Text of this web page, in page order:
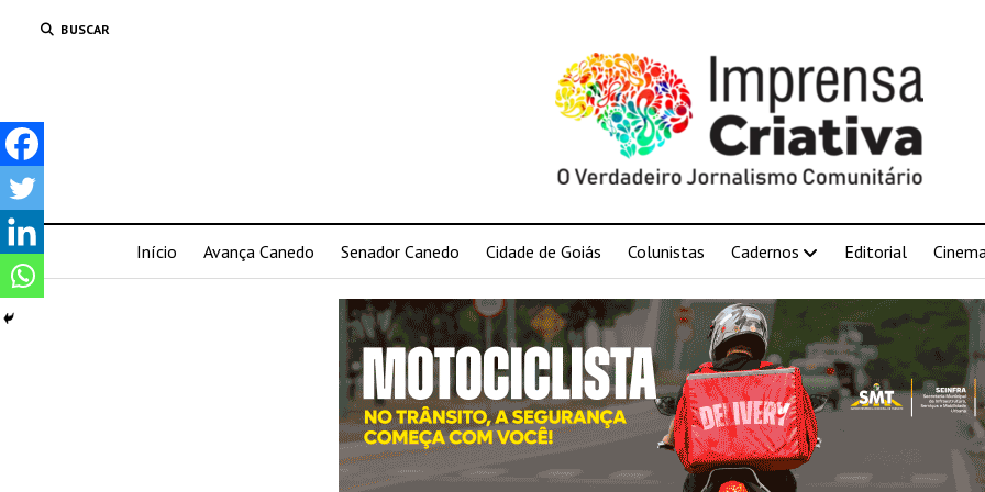
BUSCAR
Início Avança Canedo Senador Canedo Cidade de Goiás Colunistas Cadernos Editorial